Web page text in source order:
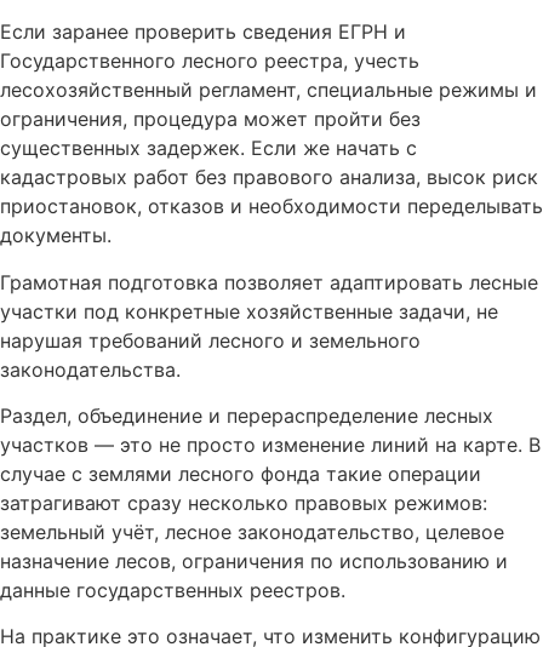
Если заранее проверить сведения ЕГРН и
Государственного лесного реестра, учесть
лесохозяйственный регламент, специальные режимы и
ограничения, процедура может пройти без
существенных задержек. Если же начать с
кадастровых работ без правового анализа, высок риск
приостановок, отказов и необходимости переделывать
документы.
Грамотная подготовка позволяет адаптировать лесные
участки под конкретные хозяйственные задачи, не
нарушая требований лесного и земельного
законодательства.
Раздел, объединение и перераспределение лесных
участков — это не просто изменение линий на карте. В
случае с землями лесного фонда такие операции
затрагивают сразу несколько правовых режимов:
земельный учёт, лесное законодательство, целевое
назначение лесов, ограничения по использованию и
данные государственных реестров.
На практике это означает, что изменить конфигурацию